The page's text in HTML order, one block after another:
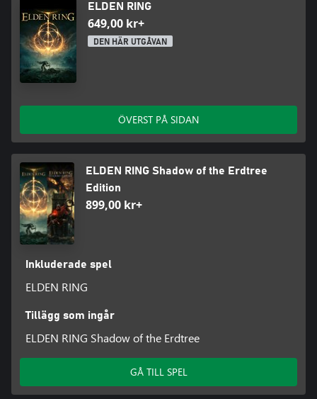
ELDEN RING
649,00 kr+
DEN HÄR UTGÅVAN
ÖVERST PÅ SIDAN
ELDEN RING Shadow of the Erdtree
Edition
899,00 kr+
Inkluderade spel
ELDEN RING
Tillägg som ingår
ELDEN RING Shadow of the Erdtree
GÅ TILL SPEL